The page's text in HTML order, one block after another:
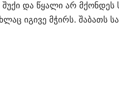
და წყალი არ მქონდეს
იგივე მჭირს. შაბათს